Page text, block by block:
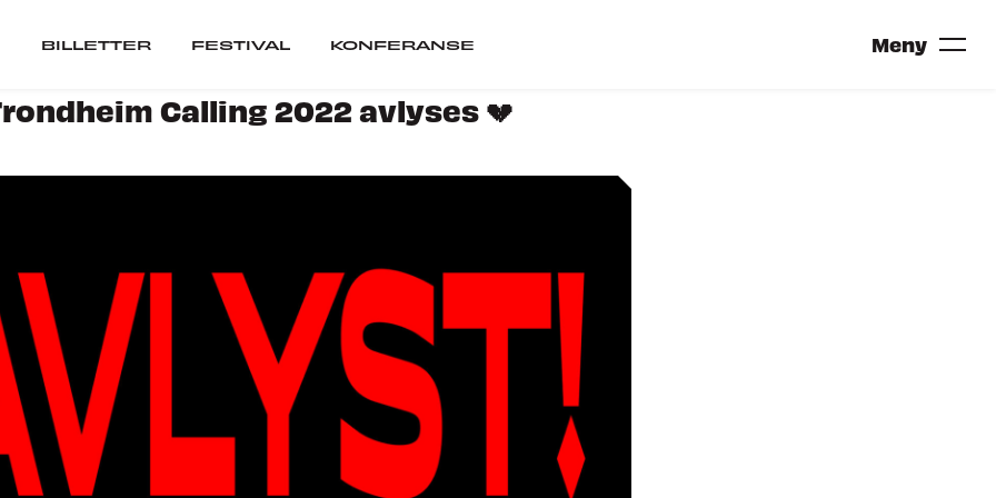
BILLETTER FESTIVAL KONFERANSE Meny
VIL DU SPILLE PÅ TRONDHEIM CALLING 2027?
Calling 2022 avlyses 💔